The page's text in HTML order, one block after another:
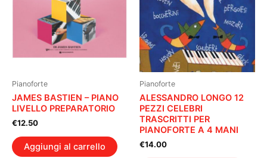
Pianoforte
JAMES BASTIEN – PIANO
LIVELLO PREPARATORIO
€12.50
Aggiungi al carrello
Pianoforte
ALESSANDRO LONGO 12
PEZZI CELEBRI
TRASCRITTI PER
PIANOFORTE A 4 MANI
€14.00